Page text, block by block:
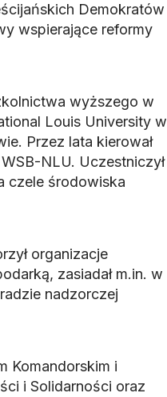
Demokratów
wspierające reformy
wyższego w
Louis University w
Przez lata kierował
NLU. Uczestniczył
czele środowiska
organizacje
zasiadał m.in. w
nadzorczej
Komandorskim i
i Solidarności oraz